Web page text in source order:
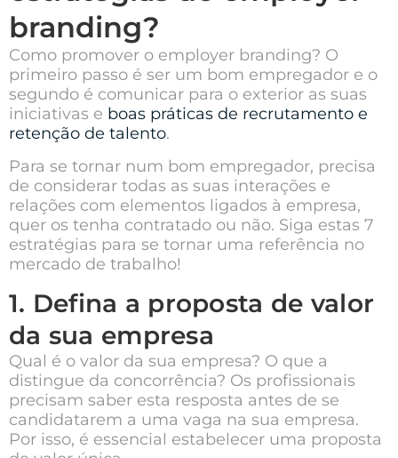
branding?
Como promover o employer branding? O
primeiro passo é ser um bom empregador e o
segundo é comunicar para o exterior as suas
iniciativas e boas práticas de recrutamento e
retenção de talento.
Para se tornar num bom empregador, precisa
de considerar todas as suas interações e
relações com elementos ligados à empresa,
quer os tenha contratado ou não. Siga estas 7
estratégias para se tornar uma referência no
mercado de trabalho!
1. Defina a proposta de valor
da sua empresa
Qual é o valor da sua empresa? O que a
distingue da concorrência? Os profissionais
precisam saber esta resposta antes de se
candidatarem a uma vaga na sua empresa.
Por isso, é essencial estabelecer uma proposta